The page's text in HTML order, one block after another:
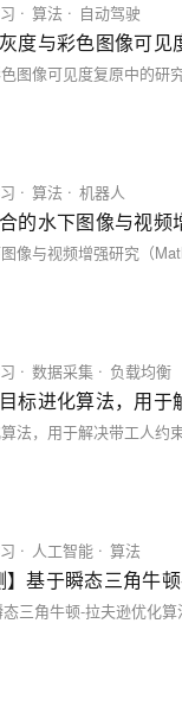
算法 自动驾驶
度与彩色图像可
图像可见度复原中的研
算法 机器人
的水下图像与视
像与视频增强研究（
数据采集 负载均衡
标进化算法，用
法，用于解决带工人约
人工智能 算法
态三角牛顿-拉夫逊优